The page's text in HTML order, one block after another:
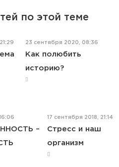
по этой теме
23 сентября 2020, 08:36
Как полюбить
историю?
–
17 сентября 2018, 21:14
Стресс и наш
организм